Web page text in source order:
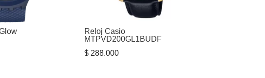
Reloj Casio
MTPVD200GL1BUDF
$288.000